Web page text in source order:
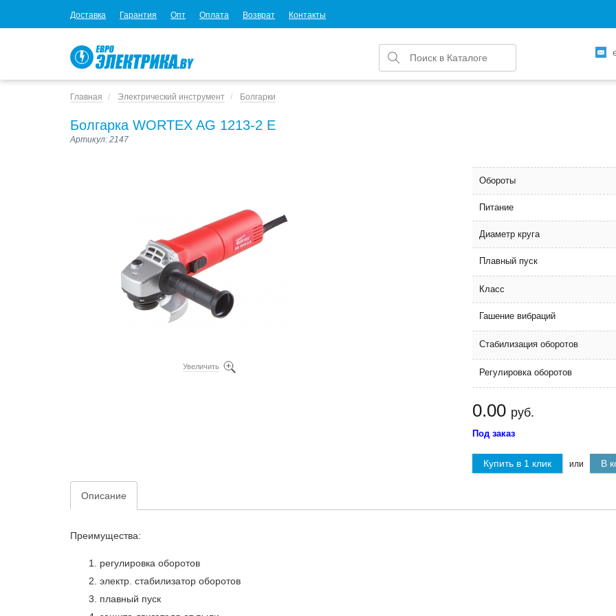
Доставка Гарантия Опт Оплата Возврат Контакты
Главная Электрический инструмент Болгарки
Болгарка WORTEX AG 1213-2 E
Артикул: 2147
Увеличить
Обороты
Питание
Диаметр круга
Плавный пуск
Класс
Гашение вибраций
Стабилизация оборотов
Регулировка оборотов
0.00 руб.
Под заказ
Купить в 1 клик или В
Описание
Преимущества:
регулировка оборотов
электр. стабилизатор оборотов
плавный пуск